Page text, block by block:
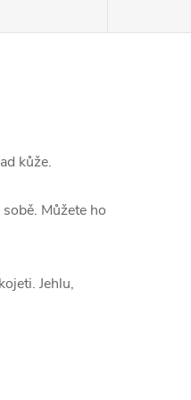
kůže.
Můžete ho
Jehlu,